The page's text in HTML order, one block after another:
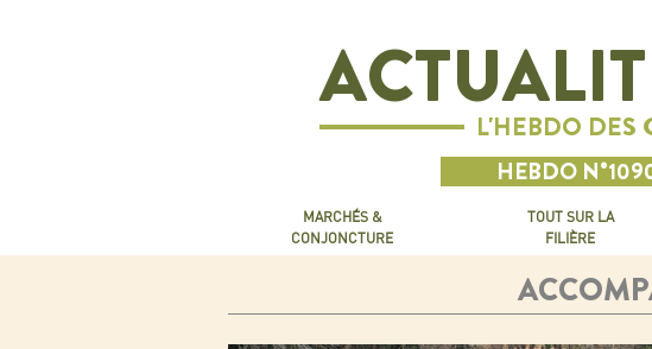
L'HEBDO DES
HEBDO
MARCHÉS &
CONJONCTURE
TOUT SUR LA
FILIÈRE